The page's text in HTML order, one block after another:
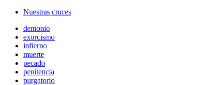
Nuestras cruces
demonio
exorcismo
infierno
muerte
pecado
penitencia
purgatorio